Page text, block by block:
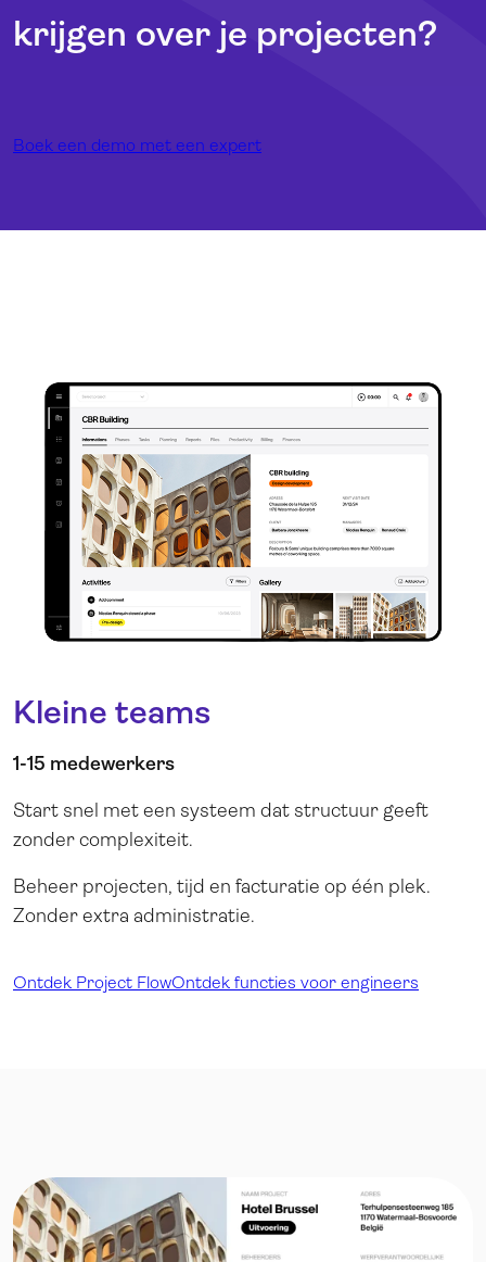
krijgen over je projecten?
Boek een demo met een expert
Kleine teams
1-15 medewerkers
Start snel met een systeem dat structuur geeft
zonder complexiteit.
Beheer projecten, tijd en facturatie op één plek.
Zonder extra administratie.
Ontdek Project FlowOntdek functies voor engineers